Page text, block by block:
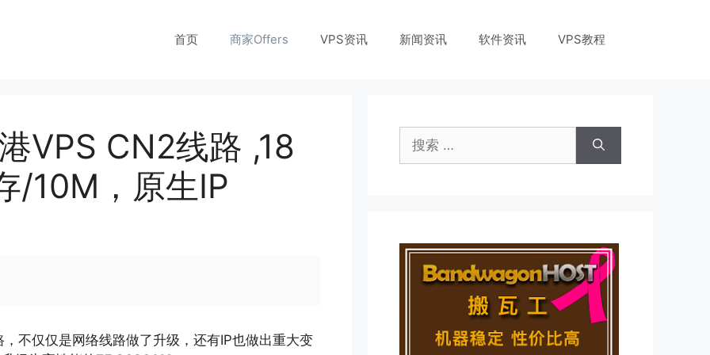
首页 商家Offers VPS资讯 新闻资讯 软件资讯 VPS教程
VPS CN2线路 ,18
/10M，原生IP
不仅仅是网络线路做了升级，还有IP也做出重大变
索：